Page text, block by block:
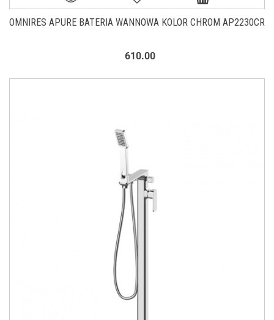
OMNIRES APURE BATERIA WANNOWA KOLOR CHROM AP2230CR
610.00